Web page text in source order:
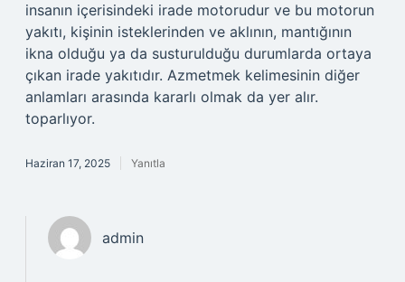
insanın içerisindeki irade motorudur ve bu motorun
yakıtı, kişinin isteklerinden ve aklının, mantığının
ikna olduğu ya da susturulduğu durumlarda ortaya
çıkan irade yakıtıdır. Azmetmek kelimesinin diğer
anlamları arasında kararlı olmak da yer alır.
toparlıyor.
Haziran 17, 2025 Yanıtla
admin